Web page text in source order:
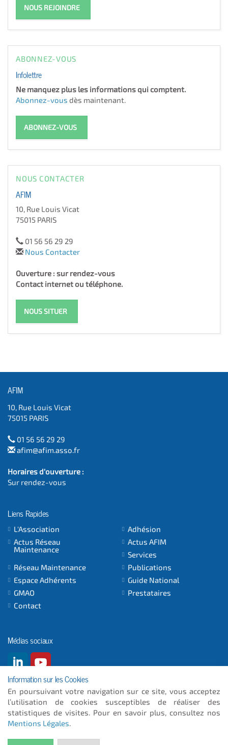
NOUS REJOINDRE
ABONNEZ-VOUS
Infolettre
Ne manquez plus les informations qui comptent.
Abonnez-vous dès maintenant.
ABONNEZ-VOUS
NOUS CONTACTER
AFIM
10, Rue Louis Vicat
75015 PARIS
01 56 56 29 29
Nous Contacter
Ouverture : sur rendez-vous
Contact internet ou téléphone.
NOUS SITUER
AFIM
10, Rue Louis Vicat
75015 PARIS
01 56 56 29 29
afim@afim.asso.fr
Horaires d'ouverture :
Sur rendez-vous
Liens Rapides
L'Association
Adhésion
Actus Réseau
Maintenance
Actus AFIM
Services
Réseau Maintenance
Publications
Espace Adhérents
Guide National
GMAO
Prestataires
Contact
Médias sociaux
© 2026 - ICC INFORMATIQUE
Plan du site
Mentions Légales
Information sur les Cookies
En poursuivant votre navigation sur ce site, vous acceptez
l’utilisation de cookies susceptibles de réaliser des
statistiques de visites. Pour en savoir plus, consultez nos
Mentions Légales.